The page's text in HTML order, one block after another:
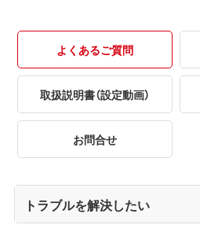
よくあるご質問
取扱説明書（設定動画）
お問合せ
トラブルを解決したい